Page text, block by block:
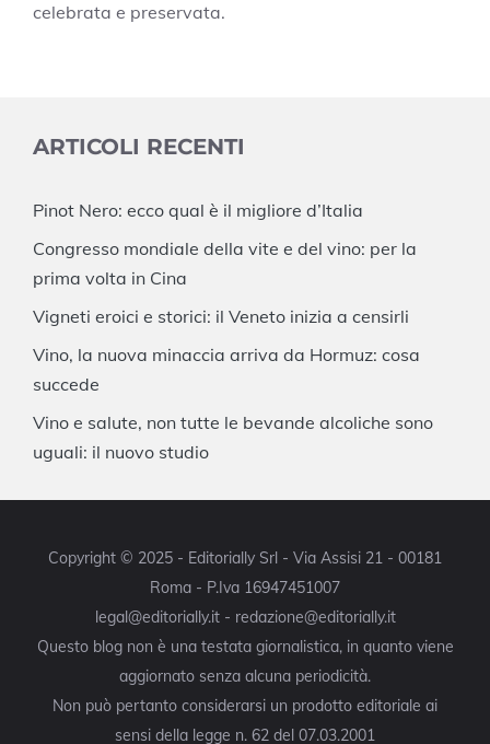
celebrata e preservata.
ARTICOLI RECENTI
Pinot Nero: ecco qual è il migliore d’Italia
Congresso mondiale della vite e del vino: per la
prima volta in Cina
Vigneti eroici e storici: il Veneto inizia a censirli
Vino, la nuova minaccia arriva da Hormuz: cosa
succede
Vino e salute, non tutte le bevande alcoliche sono
uguali: il nuovo studio
Copyright © 2025 - Editorially Srl - Via Assisi 21 - 00181
Roma - P.Iva 16947451007
legal@editorially.it - redazione@editorially.it
Questo blog non è una testata giornalistica, in quanto viene
aggiornato senza alcuna periodicità.
Non può pertanto considerarsi un prodotto editoriale ai
sensi della legge n. 62 del 07.03.2001